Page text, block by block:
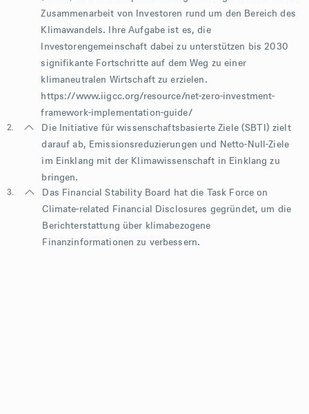
Zusammenarbeit von Investoren rund um den Bereich des
Klimawandels. Ihre Aufgabe ist es, die
Investorengemeinschaft dabei zu unterstützen bis 2030
signifikante Fortschritte auf dem Weg zu einer
klimaneutralen Wirtschaft zu erzielen.
https://www.iigcc.org/resource/net-zero-investment-
framework-implementation-guide/
2.
Die Initiative für wissenschaftsbasierte Ziele (SBTI) zielt
darauf ab, Emissionsreduzierungen und Netto-Null-Ziele
im Einklang mit der Klimawissenschaft in Einklang zu
bringen.
3.
Das Financial Stability Board hat die Task Force on
Climate-related Financial Disclosures gegründet, um die
Berichterstattung über klimabezogene
Finanzinformationen zu verbessern.